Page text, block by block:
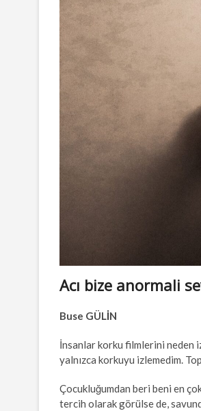
Acı bize anormali
Buse GÜLİN
İnsanlar korku filmlerini neden
yalnızca korkuyu izlemedim.
Çocukluğumdan beri beni en
tercih olarak görülse de,